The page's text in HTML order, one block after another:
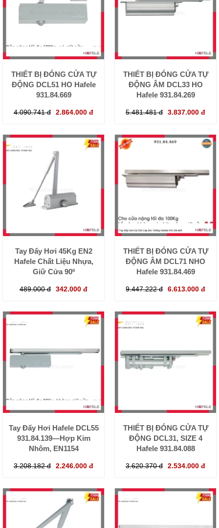
THIẾT BỊ ĐÓNG CỬA TỰ
ĐỘNG DCL51 HO Hafele
931.84.669
4.090.741 đ 2.864.000 đ
THIẾT BỊ ĐÓNG CỬA TỰ
ĐỘNG ÂM DCL33 HO
Hafele 931.84.269
5.481.481 đ 3.837.000 đ
Tay Đẩy Hơi 45Kg EN2
Hafele Chất Liệu Nhựa,
Giữ Cửa 90º
489.000 đ 342.000 đ
THIẾT BỊ ĐÓNG CỬA TỰ
ĐỘNG ÂM DCL71 NHO
Hafele 931.84.469
9.447.222 đ 6.613.000 đ
Tay Đẩy Hơi Hafele DCL55
931.84.139—Hợp Kim
Nhôm, EN1154
3.208.182 đ 2.246.000 đ
THIẾT BỊ ĐÓNG CỬA TỰ
ĐỘNG DCL31, SIZE 4
Hafele 931.84.088
3.620.370 đ 2.534.000 đ